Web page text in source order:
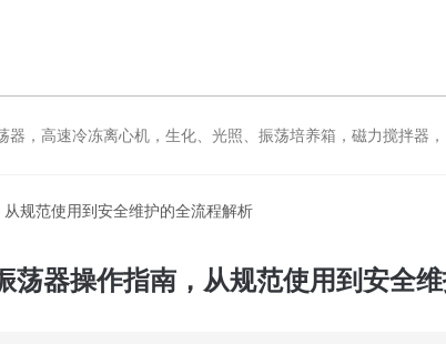
器，电动搅拌器，大功率电动搅拌器，强力恒速电动搅拌器，水浴锅，油浴锅，油浴，石英亚沸蒸馏水器，箱式电阻炉，不锈钢真空干燥箱
规范使用到安全维护的全流程解析
荡器操作指南，从规范使用到安全